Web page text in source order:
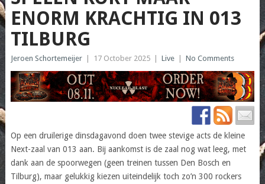
ENORM KRACHTIG IN 013
TILBURG
Jeroen Schortemeijer 17 October 2025 Live No Comments
Op een druilerige dinsdagavond doen twee stevige acts de kleine
Next-zaal van 013 aan. Bij aankomst is de zaal nog wat leeg, met
dank aan de spoorwegen (geen treinen tussen Den Bosch en
Tilburg), maar gelukkig kiezen uiteindelijk toch zo’n 300 rockers